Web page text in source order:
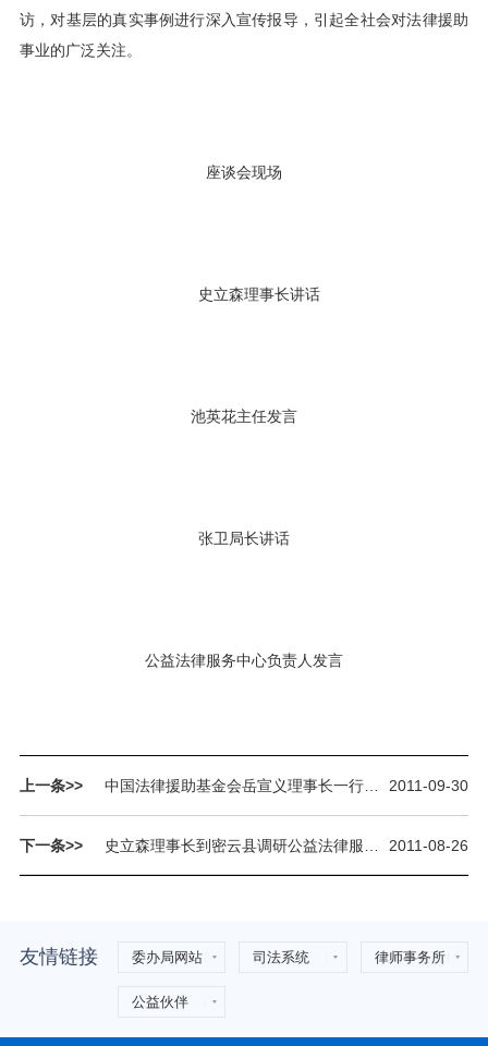
访，对基层的真实事例进行深入宣传报导，引起全社会对法律援助
事业的广泛关注。
座谈会现场
史立森理事长讲话
池英花主任发言
张卫局长讲话
公益法律服务中心负责人发言
上一条>> 中国法律援助基金会岳宣义理事长一行视察北京市法律援助基金会工作 2011-09-30
下一条>> 史立森理事长到密云县调研公益法律服务工作 2011-08-26
友情链接 委办局网站 司法系统 律师事务所
公益伙伴